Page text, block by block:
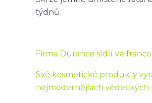
týdnů.
Firma Durance sídlí ve
Své kosmetické produkty
nejmodernějších vědeckých